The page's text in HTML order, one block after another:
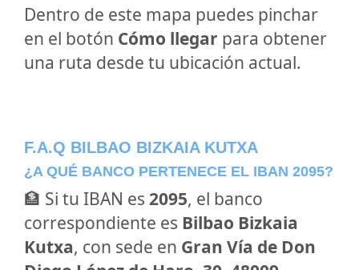
Dentro de este mapa puedes pinchar
en el botón Cómo llegar para obtener
una ruta desde tu ubicación actual.
F.A.Q BILBAO BIZKAIA KUTXA
¿A QUÉ BANCO PERTENECE EL IBAN 2095?
🏦 Si tu IBAN es 2095, el banco
correspondiente es Bilbao Bizkaia
Kutxa, con sede en Gran Vía de Don